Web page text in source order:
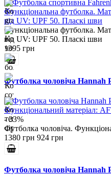
Функціональна футболка.
від UV: UPF 50. Пласкі шви
1395 грн
Футболка чоловіча Hannah
- 33%
Футболка чоловіча.
1380 грн 924 грн
Футболка чоловіча Hannah